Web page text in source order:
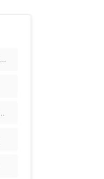
Alat Laboratorium Indonesia